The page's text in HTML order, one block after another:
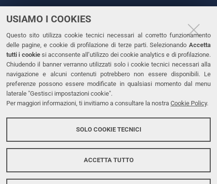
USIAMO I COOKIES
Questo sito utilizza cookie tecnici necessari al corretto funzionamento
delle pagine, e cookie di profilazione di terze parti. Selezionando Accetta
tutti i cookiesi acconsente all’utilizzo dei cookie analytics e di profilazione.
Chiudendo il banner verranno utilizzati solo i cookie tecnici necessari alla
navigazione e alcuni contenuti potrebbero non essere disponibili. Le
preferenze possono essere modificate in qualsiasi momento dal menu
laterale "Gestisci impostazioni cookie".
Per maggiori informazioni, ti invitiamo a consultare la nostra Cookie Policy.
SOLO COOKIE TECNICI
ACCETTA TUTTO
CONTATTI
Tel. +39 0532 293111
Fax. +39 0532 293031
PEC
LINKS
Dichiarazione di accessibilità
Protezione dati personali